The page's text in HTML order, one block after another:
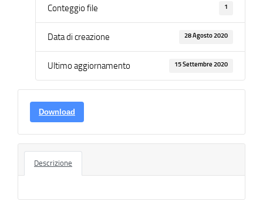
Conteggio file 1
Data di creazione 28 Agosto 2020
Ultimo aggiornamento 15 Settembre 2020
Download
Descrizione